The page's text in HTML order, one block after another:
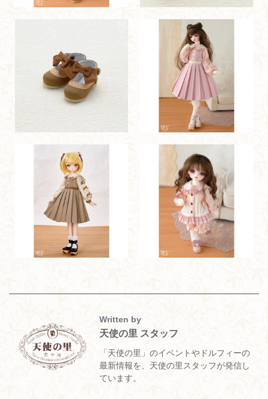
Written by
天使の里 スタッフ
「天使の里」のイベントやドルフィーの
最新情報を、天使の里スタッフが発信し
ています。